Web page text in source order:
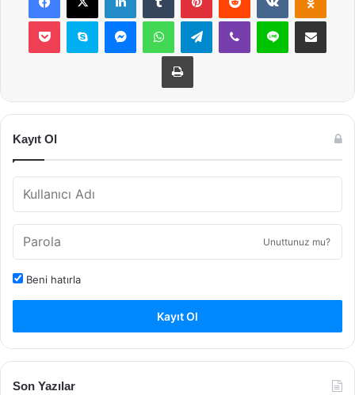
Pocket Skype MessengerWhatsAppTelegramViber Line E-Posta ile
Yazdır
Kayıt Ol
Unuttunuz mu?
Beni hatırla
Kayıt Ol
Son Yazılar